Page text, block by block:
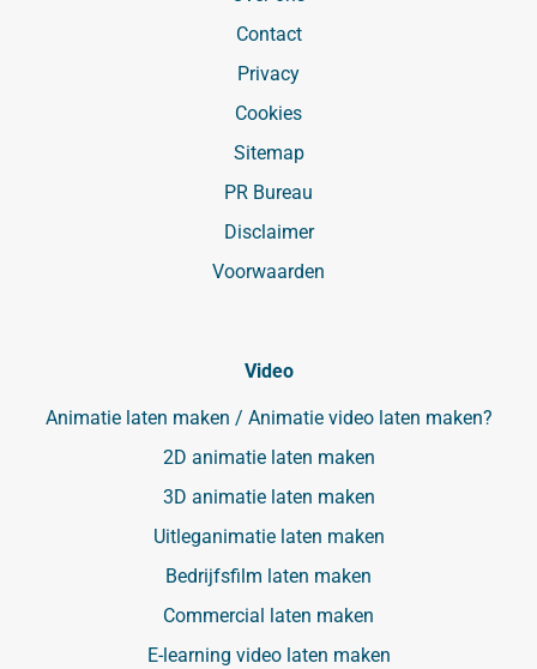
Contact
Privacy
Cookies
Sitemap
PR Bureau
Disclaimer
Voorwaarden
Video
Animatie laten maken / Animatie video laten maken?
2D animatie laten maken
3D animatie laten maken
Uitleganimatie laten maken
Bedrijfsfilm laten maken
Commercial laten maken
E-learning video laten maken